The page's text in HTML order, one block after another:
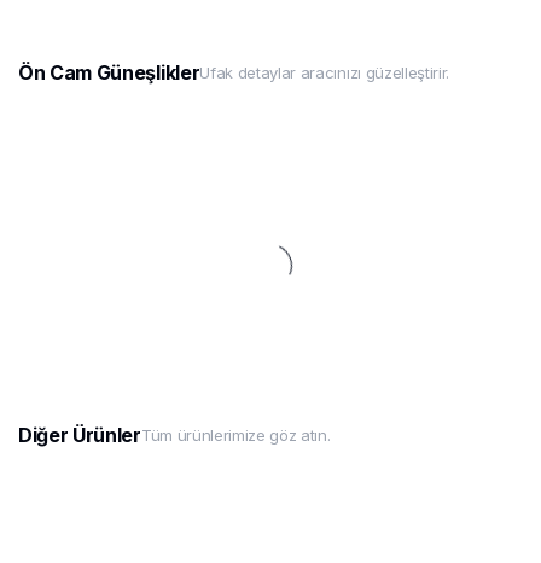
Ön Cam GüneşliklerUfak detaylar aracınızı güzelleştirir.
Diğer ÜrünlerTüm ürünlerimize göz atın.